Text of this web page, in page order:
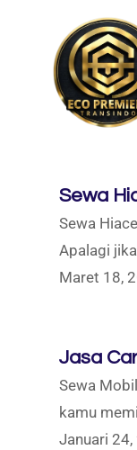
Sewa
Sewa
Apalagi
Maret 18,
Jasa
Sewa
kamu
Januari